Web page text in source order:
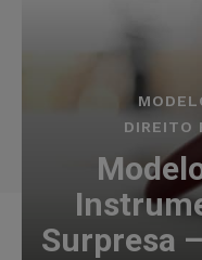
DIREITO
Surpresa